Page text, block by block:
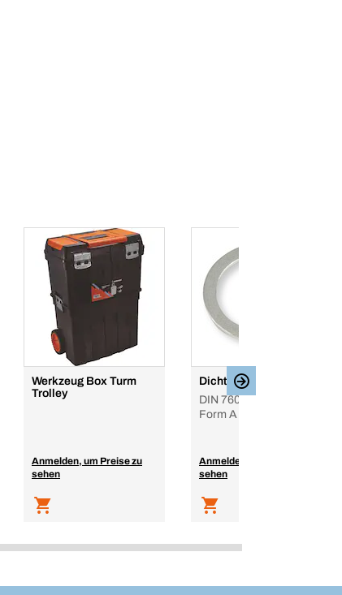
Werkzeug Box Turm
Trolley
Anmelden, um Preise zu
sehen
Dichtring
DIN 7603, Aluminium,
Form A
Anmelden, um Preise zu
sehen